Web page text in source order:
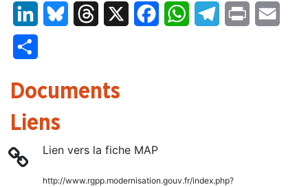
LinkedInBluesky Threads FacebookWhatsAppTelegram
Print
Documents
Liens
Lien vers la fiche MAP
http://www.rgpp.modernisation.gouv.fr/index.php?